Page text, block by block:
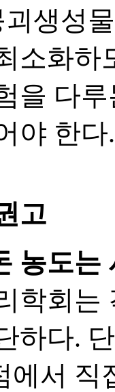
생성
소화하
을 다
야 한다.
고
농도
학회는
하다.
에서 직